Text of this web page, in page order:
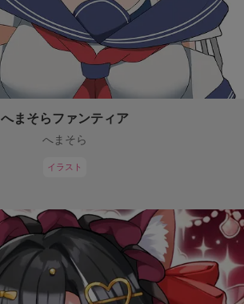
へまそらファンティア
へまそら
イラスト